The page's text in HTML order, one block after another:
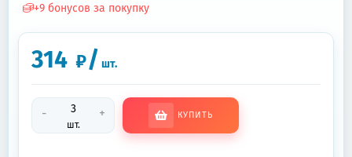
+9 бонусов за покупку
314 ₽/ шт.
-
шт.
+ КУПИТЬ